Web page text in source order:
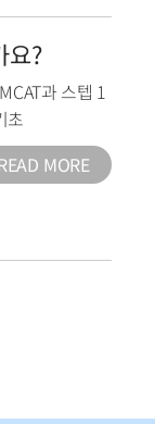
요?
MCAT과 스텝 1
초
MORE